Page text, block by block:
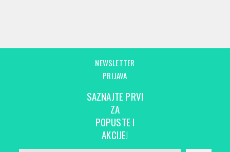
NEWSLETTER
PRIJAVA
SAZNAJTE PRVI
ZA
POPUSTE I
AKCIJE!